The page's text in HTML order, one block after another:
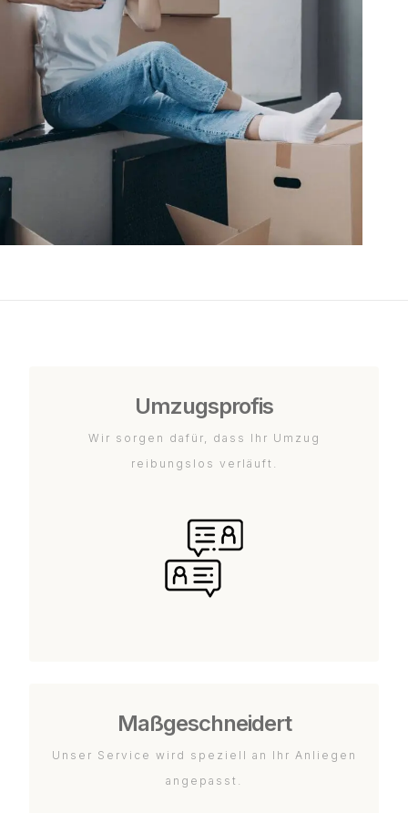
Umzugsprofis
Wir sorgen dafür, dass Ihr Umzug
reibungslos verläuft.
Maßgeschneidert
Unser Service wird speziell an Ihr Anliegen
angepasst.